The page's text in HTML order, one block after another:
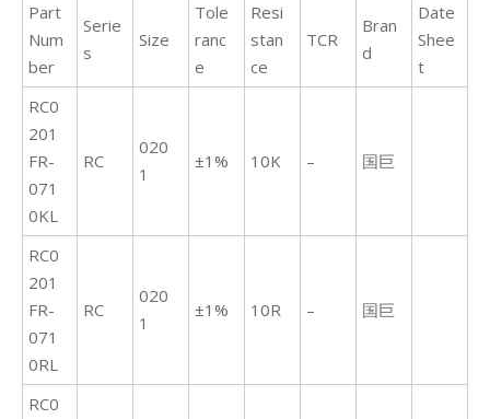
Part
Num
ber
Serie
s
Size
Tole
ranc
e
Resi
stan
ce
TCR
Bran
d
Date
Shee
t
RC0
201
FR-
071
0KL
RC
020
1
±1% 10K – 国巨
RC0
201
FR-
071
0RL
RC
020
1
±1% 10R – 国巨
RC0